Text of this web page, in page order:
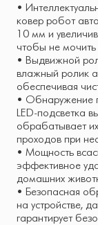
•
ковер робот
10 мм и
чтобы не мочить
• Выдвижной
влажный ролик
обеспечивая
• Обнаружение
LED-подсветка
обрабатывает
проходов при
• Мощность
эффективное
домашних
• Безопасная
на устройстве,
гарантирует